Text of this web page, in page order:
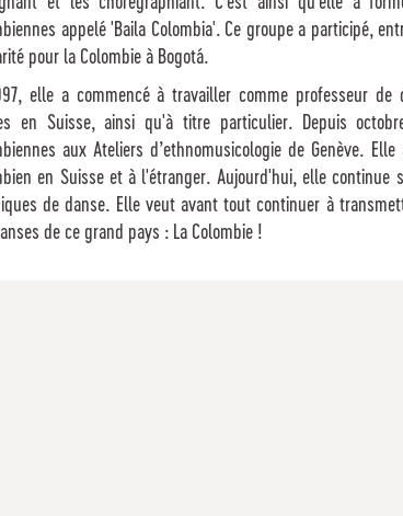
appelé 'Baila Colombia'. Ce groupe a participé,
pour la Colombie à Bogotá.
elle a commencé à travailler comme professeur
en Suisse, ainsi qu'à titre particulier. Depuis
aux Ateliers d’ethnomusicologie de Genève.
en Suisse et à l'étranger. Aujourd'hui, elle continue
de danse. Elle veut avant tout continuer à
de ce grand pays : La Colombie !